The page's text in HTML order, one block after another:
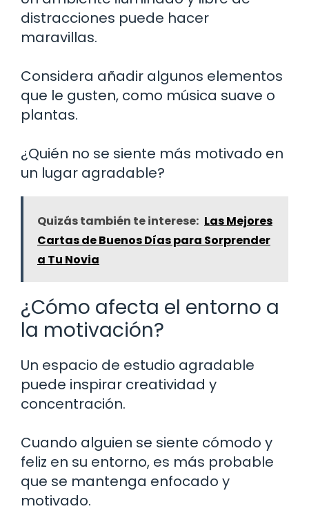
distracciones puede hacer
maravillas.
Considera añadir algunos elementos
que le gusten, como música suave o
plantas.
¿Quién no se siente más motivado en
un lugar agradable?
Quizás también te interese: Las Mejores
Cartas de Buenos Días para Sorprender
a Tu Novia
¿Cómo afecta el entorno a
la motivación?
Un espacio de estudio agradable
puede inspirar creatividad y
concentración.
Cuando alguien se siente cómodo y
feliz en su entorno, es más probable
que se mantenga enfocado y
motivado.